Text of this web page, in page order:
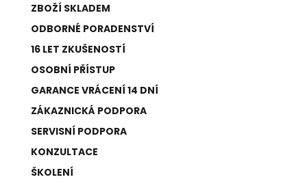
ZBOŽÍ SKLADEM
ODBORNÉ PORADENSTVÍ
16 LET ZKUŠENOSTÍ
OSOBNÍ PŘÍSTUP
GARANCE VRÁCENÍ 14 DNÍ
ZÁKAZNICKÁ PODPORA
SERVISNÍ PODPORA
KONZULTACE
ŠKOLENÍ